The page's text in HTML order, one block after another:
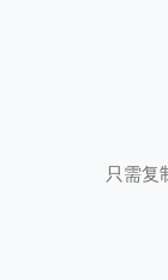
只需复